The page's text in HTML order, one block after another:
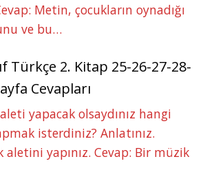
Metin, çocukların oynadığı
ve bu…
Türkçe 2. Kitap 25-26-27-28-
Cevapları
yapacak olsaydınız hangi
isterdiniz? Anlatınız.
aletini yapınız. Cevap: Bir müzik